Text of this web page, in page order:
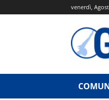
venerdì,